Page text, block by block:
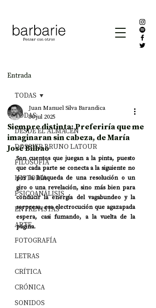
Entrada
TODAS
DESDE EL ALMACÉN
DOSSIER BRUNO LATOUR
FILOSOFÍA
HISTORIA
PSICOANÁLISIS
ENTREVISTAS
ARTE
FOTOGRAFÍA
LETRAS
CRÍTICA
CRÓNICA
SONIDOS
TODAS
Siempre distinta: Preferiría que me
imaginaran sin cabeza, de María
José Bilbao
Juan Manuel Silva Barandica
30 jul 2025
Son cuentos que juegan a la pinta, puesto
que cada parte se conecta a la siguiente no
por la búsqueda de una resolución o un
giro o una revelación, sino más bien para
conducir la energía del vagabundeo y la
sorpresa, esa electrocución que agazapada
espera, casi fumando, a la vuelta de la
página.